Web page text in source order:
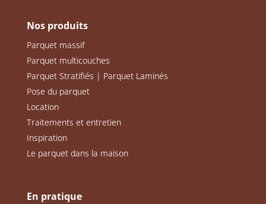
Nos produits
Parquet massif
Parquet multicouches
Parquet Stratifiés | Parquet Laminés
Pose du parquet
Location
Traitements et entretien
Inspiration
Le parquet dans la maison
En pratique